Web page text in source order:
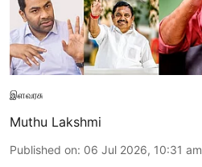
இளவரசு
Muthu Lakshmi
Published on: 06 Jul 2026, 10:31 am